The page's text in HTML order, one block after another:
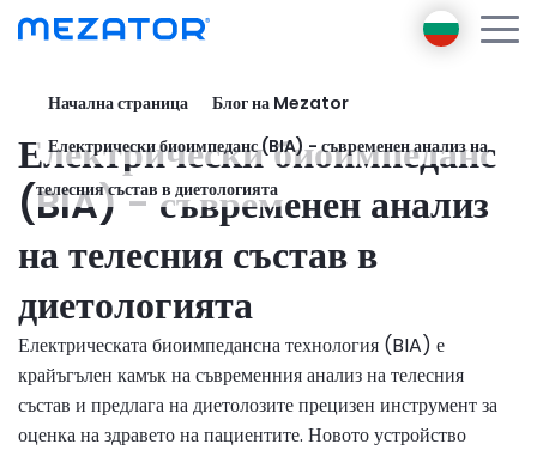
Продукти
Mezator BRT
Mezator HealthPack
За нас
Посланик
Електронно обучение
AI
Блог
Свържете се с
Вход
Регистрация
Начална страница
Блог на Mezator
Електрически биоимпеданс (BIA) - съвременен анализ на
телесния състав в диетологията
Електрически биоимпеданс
(BIA) - съвременен анализ
на телесния състав в
диетологията
Електрическата биоимпедансна технология (BIA) е
крайъгълен камък на съвременния анализ на телесния
състав и предлага на диетолозите прецизен инструмент за
оценка на здравето на пациентите. Новото устройство